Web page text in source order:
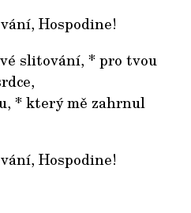
Hospodine!
slitování, * pro tvou
* který mě zahrnul
Hospodine!